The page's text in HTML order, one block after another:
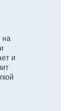
на
и